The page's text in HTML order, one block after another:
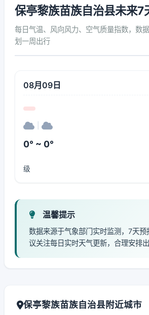
保亭黎族苗族自治县未来7
每日气温、风向风力、空气质量指数，数
划一周出行
08月09日
0° ~ 0°
级
温馨提示
数据来源于气象部门实时监测，7天预
议关注每日实时天气更新，合理安排出
保亭黎族苗族自治县附近城市